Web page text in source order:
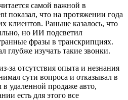
самой важной в
показал, что на протяжении года
клиентов. Раньше казалось, что
но ИИ подсветил
фразы в транскрипциях.
глубже изучать такие звонки.
за отсутствия опыта и незнания
сути вопроса и отказывал в
в удаленной продаже авто,
есть для этого все